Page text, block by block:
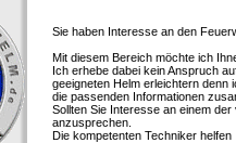
Sie haben Interesse an den
Mit diesem Bereich möchte ich
Ich erhebe dabei kein Anspruch
geeigneten Helm erleichtern
die passenden Informationen
Sollten Sie Interesse an einem
anzusprechen.
Die kompetenten Techniker